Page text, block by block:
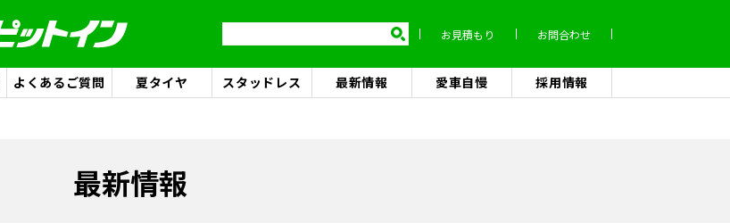
お見積もり お問合わせ
よくあるご質問 夏タイヤ スタッドレス 最新情報 愛車自慢 採用情報
最新情報